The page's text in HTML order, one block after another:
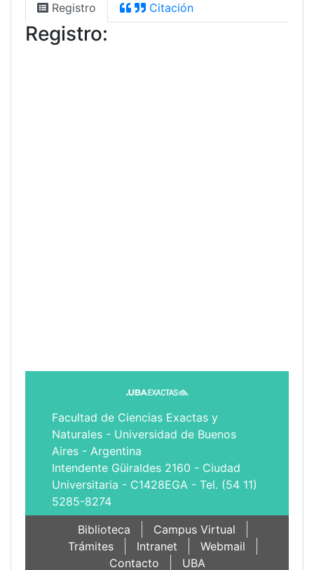
Registro Citación
Registro:
Facultad de Ciencias Exactas y
Naturales - Universidad de Buenos
Aires - Argentina
Intendente Güiraldes 2160 - Ciudad
Universitaria - C1428EGA - Tel. (54 11)
5285-8274
Biblioteca
Campus Virtual
Trámites
Intranet
Webmail
Contacto
UBA